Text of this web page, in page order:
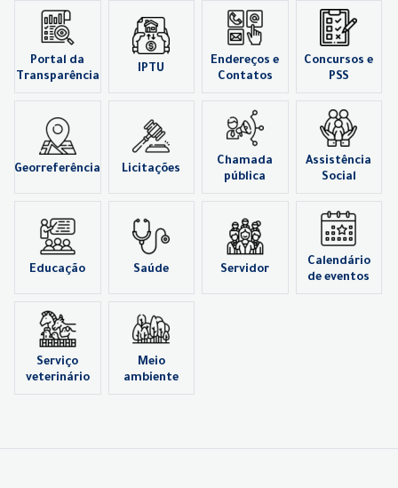
Portal da
Transparência
IPTU
Endereços e
Contatos
Concursos e
PSS
Georreferência Licitações
Chamada
pública
Assistência
Social
Educação Saúde Servidor
Calendário
de eventos
Serviço
veterinário
Meio
ambiente